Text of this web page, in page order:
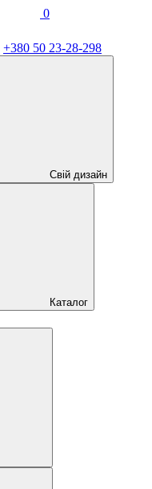
0
+380 50 23-28-298
Свій дизайн
Каталог